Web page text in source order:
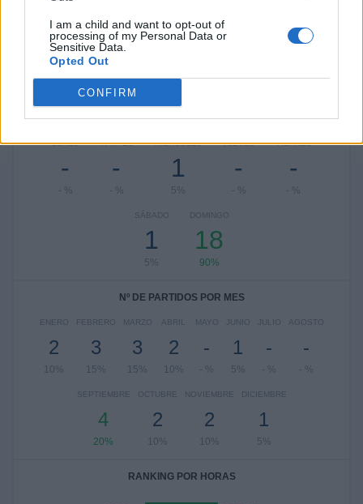
I am a child and want to opt-out of
processing of my Personal Data or
Sensitive Data.
Opted Out
CONFIRM
Regional Preferente
4 (20%)
Nº DE PARTIDOS POR DÍA DE LA SEMANA
LUNES
-
- %
MARTES
-
- %
MIÉRCOLES
1
5%
JUEVES
-
- %
VIERNES
-
- %
SÁBADO
1
5%
DOMINGO
18
90%
Nº DE PARTIDOS POR MES
ENERO
2
10%
FEBRERO
3
15%
MARZO
3
15%
ABRIL
2
10%
MAYO
-
- %
JUNIO
1
5%
JULIO
-
- %
AGOSTO
-
- %
SEPTIEMBRE
4
20%
OCTUBRE
2
10%
NOVIEMBRE
2
10%
DICIEMBRE
1
5%
RANKING POR HORAS